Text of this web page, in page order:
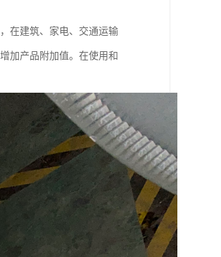
在建筑、家电、交通运输
加产品附加值。在使用和